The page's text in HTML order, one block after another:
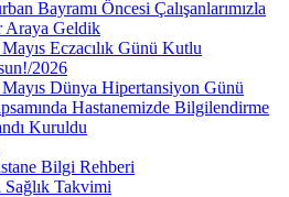
Bayramı Öncesi Çalışanlarımızla
Araya Geldik
Eczacılık Günü Kutlu
2026
Dünya Hipertansiyon Günü
Hastanemizde Bilgilendirme
Kuruldu
Bilgi Rehberi
Sağlık Takvimi